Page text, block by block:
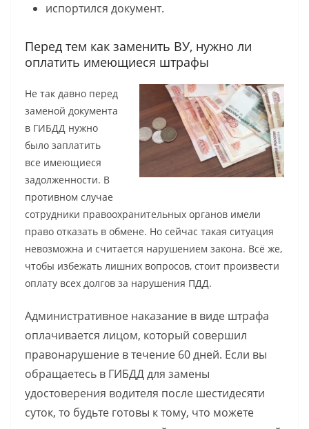
испортился документ.
Перед тем как заменить ВУ, нужно ли
оплатить имеющиеся штрафы
Не так давно перед
заменой документа
в ГИБДД нужно
было заплатить
все имеющиеся
задолженности. В
противном случае
сотрудники правоохранительных органов имели
право отказать в обмене. Но сейчас такая ситуация
невозможна и считается нарушением закона. Всё же,
чтобы избежать лишних вопросов, стоит произвести
оплату всех долгов за нарушения ПДД.
Административное наказание в виде штрафа
оплачивается лицом, который совершил
правонарушение в течение 60 дней. Если вы
обращаетесь в ГИБДД для замены
удостоверения водителя после шестидесяти
суток, то будьте готовы к тому, что можете